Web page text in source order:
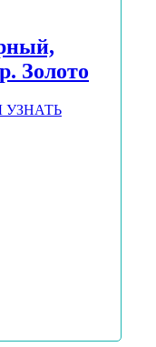
Золото
УЗНАТЬ